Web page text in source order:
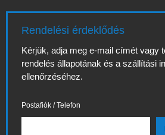
Rendelési érdeklődés
Kérjük, adja meg e-mail címét vagy
rendelés állapotának és a szállítási
ellenőrzéséhez.
Postafiók / Telefon